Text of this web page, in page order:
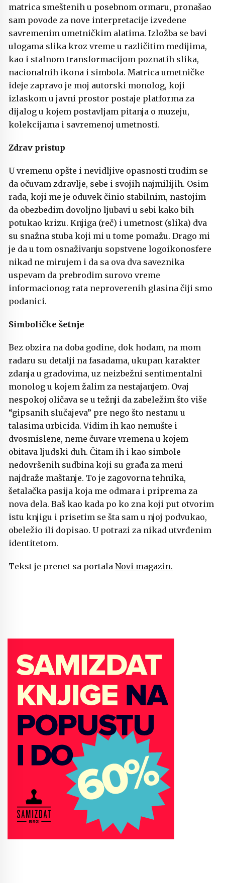
matrica smeštenih u posebnom ormaru, pronašao
sam povode za nove interpretacije izvedene
savremenim umetničkim alatima. Izložba se bavi
ulogama slika kroz vreme u različitim medijima,
kao i stalnom transformacijom poznatih slika,
nacionalnih ikona i simbola. Matrica umetničke
ideje zapravo je moj autorski monolog, koji
izlaskom u javni prostor postaje platforma za
dijalog u kojem postavljam pitanja o muzeju,
kolekcijama i savremenoj umetnosti.
Zdrav pristup
U vremenu opšte i nevidljive opasnosti trudim se
da očuvam zdravlje, sebe i svojih najmilijih. Osim
rada, koji me je oduvek činio stabilnim, nastojim
da obezbedim dovoljno ljubavi u sebi kako bih
potukao krizu. Knjiga (reč) i umetnost (slika) dva
su snažna stuba koji mi u tome pomažu. Drago mi
je da u tom osnaživanju sopstvene logoikonosfere
nikad ne mirujem i da sa ova dva saveznika
uspevam da prebrodim surovo vreme
informacionog rata neproverenih glasina čiji smo
podanici.
Simboličke šetnje
Bez obzira na doba godine, dok hodam, na mom
radaru su detalji na fasadama, ukupan karakter
zdanja u gradovima, uz neizbežni sentimentalni
monolog u kojem žalim za nestajanjem. Ovaj
nespokoj oličava se u težnji da zabeležim što više
“gipsanih slučajeva” pre nego što nestanu u
talasima urbicida. Vidim ih kao nemušte i
dvosmislene, neme čuvare vremena u kojem
obitava ljudski duh. Čitam ih i kao simbole
nedovršenih sudbina koji su građa za meni
najdraže maštanje. To je zagovorna tehnika,
šetalačka pasija koja me odmara i priprema za
nova dela. Baš kao kada po ko zna koji put otvorim
istu knjigu i prisetim se šta sam u njoj podvukao,
obeležio ili dopisao. U potrazi za nikad utvrđenim
identitetom.
Tekst je prenet sa portala Novi magazin.